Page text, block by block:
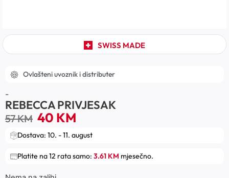
SWISS MADE
Ovlašteni uvoznik i distributer
-
REBECCA PRIVJESAK
57KM 40 KM
Dostava: 10. - 11. august
Platite na 12 rata samo: 3.61 KM mjesečno.